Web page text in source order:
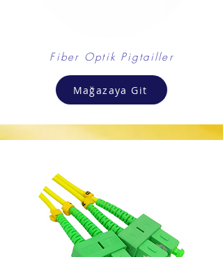
Fiber Optik Pigtailler
Mağazaya Git